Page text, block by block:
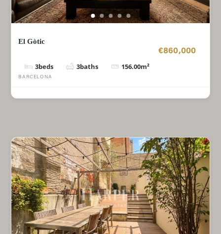
El Gòtic
€860,000
3beds 3baths 156.00m²
BARCELONA